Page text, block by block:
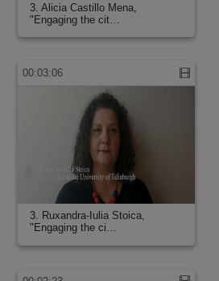
3. Alicia Castillo Mena,
"Engaging the cit…
00:03:06
3. Ruxandra-Iulia Stoica,
"Engaging the ci…